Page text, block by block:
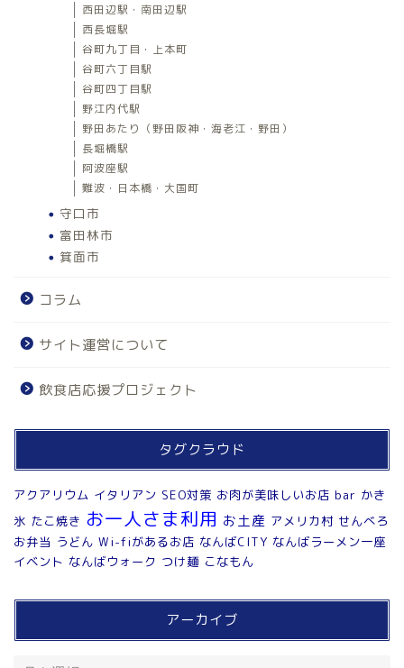
西田辺駅・南田辺駅
西長堀駅
谷町九丁目・上本町
谷町六丁目駅
谷町四丁目駅
野江内代駅
野田あたり（野田阪神・海老江・野田）
長堀橋駅
阿波座駅
難波・日本橋・大国町
守口市
富田林市
箕面市
コラム
サイト運営について
飲食店応援プロジェクト
タグクラウド
アクアリウム イタリアン SEO対策 お肉が美味しいお店 bar かき
氷 たこ焼き お一人さま利用 お土産 アメリカ村 せんべろ
お弁当 うどん Wi-fiがあるお店 なんばCITY なんばラーメン一座
イベント なんばウォーク つけ麺 こなもん
アーカイブ